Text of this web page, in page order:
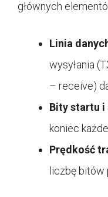
głównych
Linia
wysyłania
– receive)
Bity startu i
koniec
Prędkość
liczbę bitów